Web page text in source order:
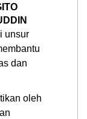
unsur
dan
oleh